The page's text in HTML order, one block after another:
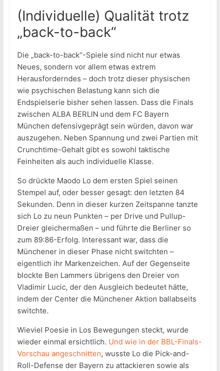
(Individuelle) Qualität trotz
„back-to-back“
Die „back-to-back“-Spiele sind nicht nur etwas
Neues, sondern vor allem etwas extrem
Herausforderndes – doch trotz dieser physischen
wie psychischen Belastung kann sich die
Endspielserie bisher sehen lassen. Dass die Finals
zwischen ALBA BERLIN und dem FC Bayern
München defensivgeprägt sein würden, davon war
auszugehen. Neben Spannung und zwei Partien mit
Crunchtime-Gehalt gibt es sowohl taktische
Feinheiten als auch individuelle Klasse.
So drückte Maodo Lo dem ersten Spiel seinen
Stempel auf, oder besser gesagt: den letzten 84
Sekunden. Denn in dieser kurzen Zeitspanne tanzte
sich Lo zu neun Punkten – per Drive und Pullup-
Dreier gleichermaßen – und führte die Berliner so
zum 89:86-Erfolg. Interessant war, dass die
Münchener in dieser Phase nicht switchten –
eigentlich ihr Markenzeichen. Auf der Gegenseite
blockte Ben Lammers übrigens den Dreier von
Vladimir Lucic, der den Ausgleich bedeutet hätte,
indem der Center die Münchener Aktion ballabseits
switchte.
Wieviel Poesie in Los Bewegungen steckt, wurde
wieder einmal ersichtlich. Und wie in der BBL-Finals-
Vorschau angeschnitten, wusste Lo die Pick-and-
Roll-Defense der Bayern zu attackieren sowie als